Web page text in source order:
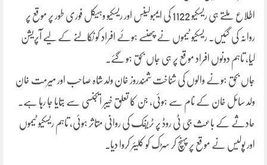
اطلاع ملتے ہی ریسکیو 1122 کی ایمبولینس اور ریسکیو وہیکل فوری طور پر موقع پر
روانہ کی گئیں۔ ریسکیو ٹیموں نے پھنسے ہوئے افراد کو نکالنے کے لیے آپریشن
کیا، تاہم دونوں افراد موقع پر ہی جاں بحق ہو گئے۔
جاں بحق ہونے والوں کی شناخت شمندروز خان ولد شاہ صاحب اور میرمت خان
ولد سائل خان کے نام سے ہوئی، جن کا تعلق خیبر ایجنسی سے بتایا جا رہا ہے۔
حادثے کے باعث جی ٹی روڈ پر ٹریفک کی روانی متاثر ہوئی، تاہم ریسکیو ٹیموں
اور پولیس نے موقع پر پہنچ کر سڑک کو کلیئر کروا دیا۔